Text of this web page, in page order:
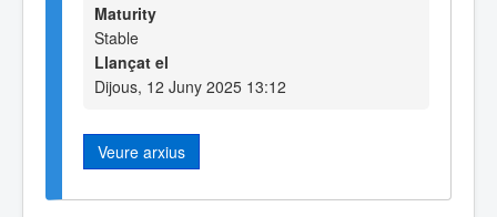
Maturity
Stable
Llançat el
Dijous, 12 Juny 2025 13:12
Veure arxius